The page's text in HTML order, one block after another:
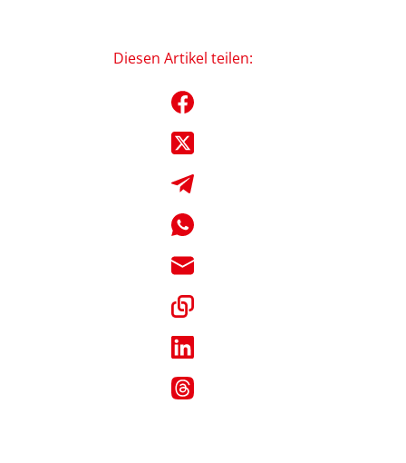
Diesen Artikel teilen: